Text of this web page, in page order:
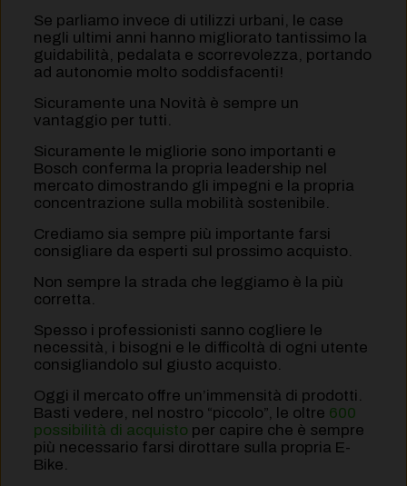
Se parliamo invece di utilizzi urbani, le case
negli ultimi anni hanno migliorato tantissimo la
guidabilità, pedalata e scorrevolezza, portando
ad autonomie molto soddisfacenti!
Sicuramente una Novità è sempre un
vantaggio per tutti.
Sicuramente le migliorie sono importanti e
Bosch conferma la propria leadership nel
mercato dimostrando gli impegni e la propria
concentrazione sulla mobilità sostenibile.
Crediamo sia sempre più importante farsi
consigliare da esperti sul prossimo acquisto.
Non sempre la strada che leggiamo è la più
corretta.
Spesso i professionisti sanno cogliere le
necessità, i bisogni e le difficoltà di ogni utente
consigliandolo sul giusto acquisto.
Oggi il mercato offre un’immensità di prodotti.
Basti vedere, nel nostro “piccolo”, le oltre 600
possibilità di acquisto per capire che è sempre
più necessario farsi dirottare sulla propria E-
Bike.